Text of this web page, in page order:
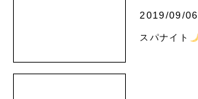
2019/09/06
スパナイト